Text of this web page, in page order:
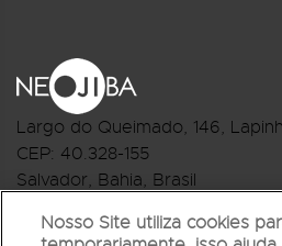
Largo do Queimado, 146,
CEP: 40.328-155
Salvador, Bahia, Brasil
Nosso Site utiliza cookies